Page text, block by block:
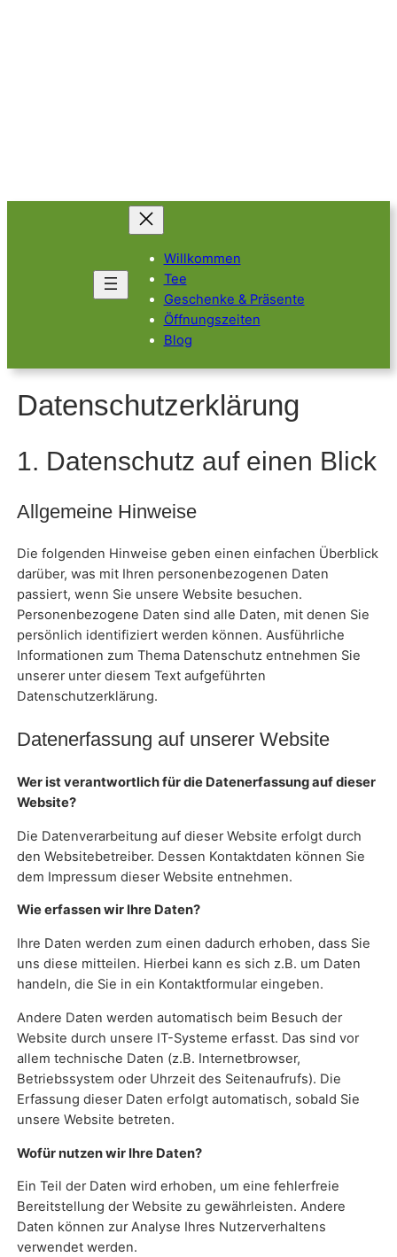
Willkommen
Tee
Geschenke & Präsente
Öffnungszeiten
Blog
Datenschutzerklärung
1. Datenschutz auf einen Blick
Allgemeine Hinweise
Die folgenden Hinweise geben einen einfachen Überblick
darüber, was mit Ihren personenbezogenen Daten
passiert, wenn Sie unsere Website besuchen.
Personenbezogene Daten sind alle Daten, mit denen Sie
persönlich identifiziert werden können. Ausführliche
Informationen zum Thema Datenschutz entnehmen Sie
unserer unter diesem Text aufgeführten
Datenschutzerklärung.
Datenerfassung auf unserer Website
Wer ist verantwortlich für die Datenerfassung auf dieser
Website?
Die Datenverarbeitung auf dieser Website erfolgt durch
den Websitebetreiber. Dessen Kontaktdaten können Sie
dem Impressum dieser Website entnehmen.
Wie erfassen wir Ihre Daten?
Ihre Daten werden zum einen dadurch erhoben, dass Sie
uns diese mitteilen. Hierbei kann es sich z.B. um Daten
handeln, die Sie in ein Kontaktformular eingeben.
Andere Daten werden automatisch beim Besuch der
Website durch unsere IT-Systeme erfasst. Das sind vor
allem technische Daten (z.B. Internetbrowser,
Betriebssystem oder Uhrzeit des Seitenaufrufs). Die
Erfassung dieser Daten erfolgt automatisch, sobald Sie
unsere Website betreten.
Wofür nutzen wir Ihre Daten?
Ein Teil der Daten wird erhoben, um eine fehlerfreie
Bereitstellung der Website zu gewährleisten. Andere
Daten können zur Analyse Ihres Nutzerverhaltens
verwendet werden.